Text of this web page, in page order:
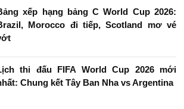
xếp hạng bảng C World Cup 2026:
Morocco đi tiếp, Scotland mơ vé
thi đấu FIFA World Cup 2026 mới
Chung kết Tây Ban Nha vs Argentina